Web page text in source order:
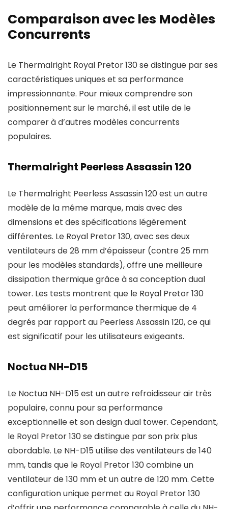
Comparaison avec les Modèles
Concurrents
Le Thermalright Royal Pretor 130 se distingue par ses
caractéristiques uniques et sa performance
impressionnante. Pour mieux comprendre son
positionnement sur le marché, il est utile de le
comparer à d’autres modèles concurrents
populaires.
Thermalright Peerless Assassin 120
Le Thermalright Peerless Assassin 120 est un autre
modèle de la même marque, mais avec des
dimensions et des spécifications légèrement
différentes. Le Royal Pretor 130, avec ses deux
ventilateurs de 28 mm d’épaisseur (contre 25 mm
pour les modèles standards), offre une meilleure
dissipation thermique grâce à sa conception dual
tower. Les tests montrent que le Royal Pretor 130
peut améliorer la performance thermique de 4
degrés par rapport au Peerless Assassin 120, ce qui
est significatif pour les utilisateurs exigeants.
Noctua NH-D15
Le Noctua NH-D15 est un autre refroidisseur air très
populaire, connu pour sa performance
exceptionnelle et son design dual tower. Cependant,
le Royal Pretor 130 se distingue par son prix plus
abordable. Le NH-D15 utilise des ventilateurs de 140
mm, tandis que le Royal Pretor 130 combine un
ventilateur de 130 mm et un autre de 120 mm. Cette
configuration unique permet au Royal Pretor 130